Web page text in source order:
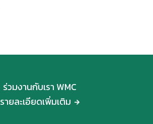
ร่วมงานกับเรา WMC
รายละเอียดเพิ่มเติม